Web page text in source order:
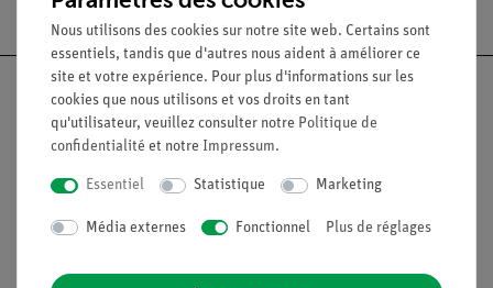
Nach oben
Légal
Nous utilisons des cookies sur notre site web. Certains sont
essentiels, tandis que d'autres nous aident à améliorer ce
site et votre expérience. Pour plus d'informations sur les
cookies que nous utilisons et vos droits en tant
qu'utilisateur, veuillez consulter notre Politique de
confidentialité et notre Impressum.
Essentiel Statistique Marketing
Média externes Fonctionnel Plus de réglages